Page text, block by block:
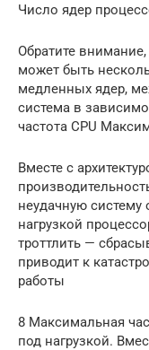
Число ядер
Обратите
может быть
медленных ядер,
система в
частота CPU
Вместе с
неудачную
нагрузкой
троттлить —
приводит к
работы
8 Максимальная
под нагрузкой.